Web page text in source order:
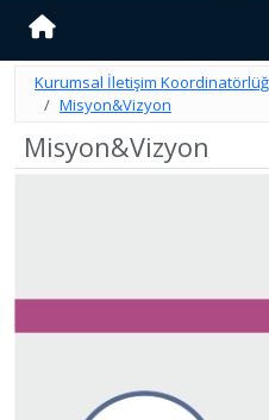
Kurumsal İletişim
Misyon&Vizyon
Misyon&Vizyon